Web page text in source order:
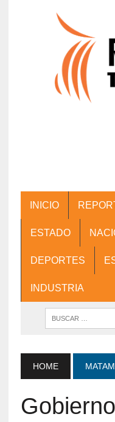
INICIO
ESTADO
DEPORTES
INDUSTRIA
HOME